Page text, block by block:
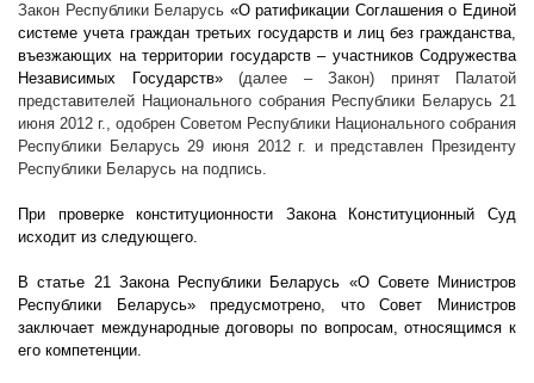
Закон Республики Беларусь «О ратификации Соглашения о Единой
системе учета граждан третьих государств и лиц без гражданства,
въезжающих на территории государств – участников Содружества
Независимых Государств» (далее – Закон) принят Палатой
представителей Национального собрания Республики Беларусь 21
июня 2012 г., одобрен Советом Республики Национального собрания
Республики Беларусь 29 июня 2012 г. и представлен Президенту
Республики Беларусь на подпись.
При проверке конституционности Закона Конституционный Суд
исходит из следующего.
В статье 21 Закона Республики Беларусь «О Совете Министров
Республики Беларусь» предусмотрено, что Совет Министров
заключает международные договоры по вопросам, относящимся к
его компетенции.